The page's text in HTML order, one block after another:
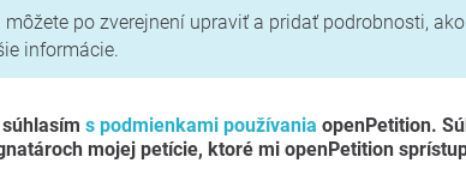
po zverejnení upraviť a pridať podrobnosti,
informácie.
s podmienkami používania openPetition.
mojej petície, ktoré mi openPetition